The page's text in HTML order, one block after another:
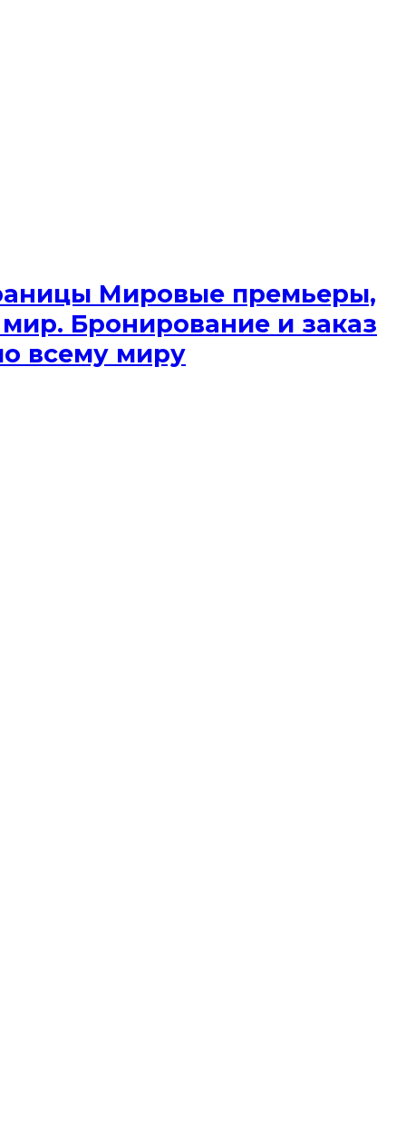
Мировые премьеры,
Бронирование и заказ
всему миру